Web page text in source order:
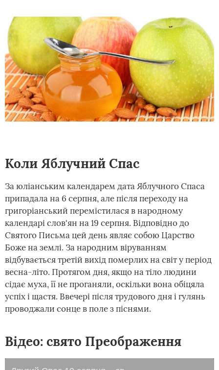
Коли Яблучний Спас
За юліанським календарем дата Яблучного Спаса
припадала на 6 серпня, але після переходу на
григоріанський перемістилася в народному
календарі слов'ян на 19 серпня. Відповідно до
Святого Письма цей день являє собою Царство
Боже на землі. За народним віруванням
відбувається третій вихід померлих на світ у період
весна-літо. Протягом дня, якщо на тіло людини
сідає муха, її не проганяли, оскільки вона обіцяла
успіх і щастя. Ввечері після трудового дня і гулянь
проводжали сонце в поле з піснями.
Відео: свято Преображення